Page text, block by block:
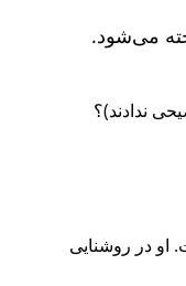
می‌شود.
ندادند)؟
او در روشنایی